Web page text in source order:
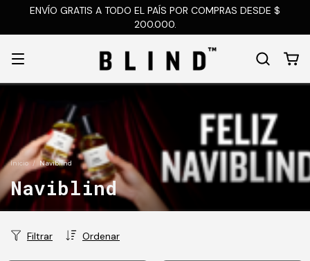
ENVÍO GRATIS A TODO EL PAÍS POR COMPRAS DESDE $
200.000.
Inicio / Naviblind
Naviblind
Ordenar
Filtrar